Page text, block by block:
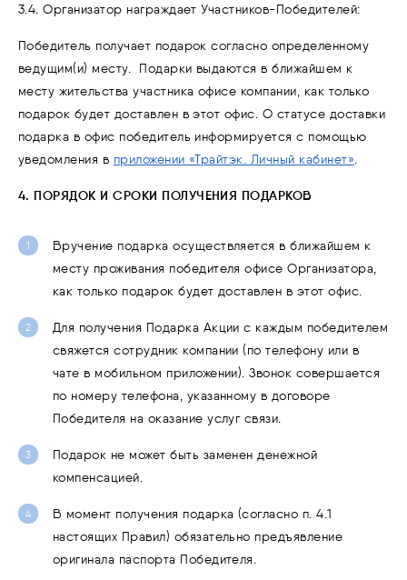
3.4. Организатор награждает Участников-Победителей:
Победитель получает подарок согласно определенному
ведущим(и) месту. Подарки выдаются в ближайшем к
месту жительства участника офисе компании, как только
подарок будет доставлен в этот офис. О статусе доставки
подарка в офис победитель информируется с помощью
уведомления в приложении «Трайтэк. Личный кабинет».
4. ПОРЯДОК И СРОКИ ПОЛУЧЕНИЯ ПОДАРКОВ
Вручение подарка осуществляется в ближайшем к
месту проживания победителя офисе Организатора,
как только подарок будет доставлен в этот офис.
Для получения Подарка Акции с каждым победителем
свяжется сотрудник компании (по телефону или в
чате в мобильном приложении). Звонок совершается
по номеру телефона, указанному в договоре
Победителя на оказание услуг связи.
Подарок не может быть заменен денежной
компенсацией.
В момент получения подарка (согласно п. 4.1
настоящих Правил) обязательно предъявление
оригинала паспорта Победителя.